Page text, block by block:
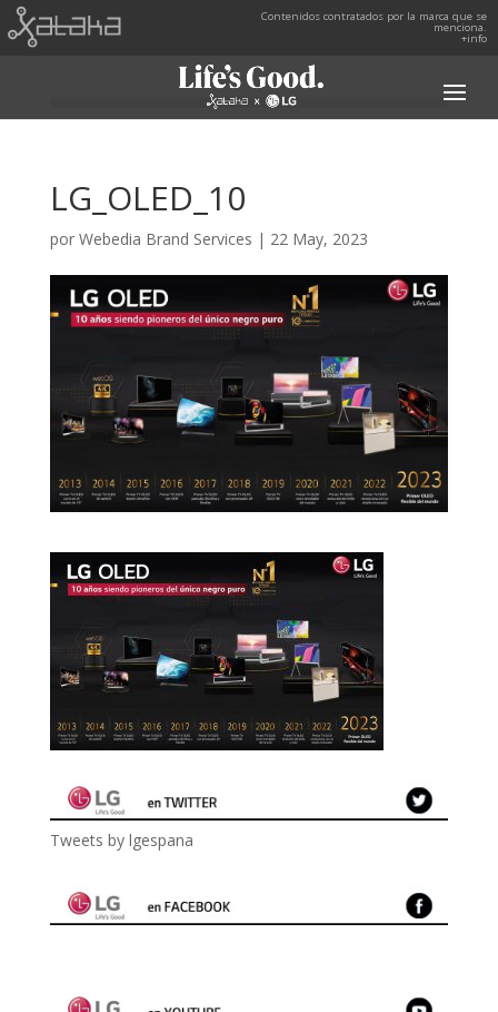
Contenidos contratados por la marca que se
menciona.
+info
LG_OLED_10
por Webedia Brand Services | 22 May, 2023
Tweets by lgespana